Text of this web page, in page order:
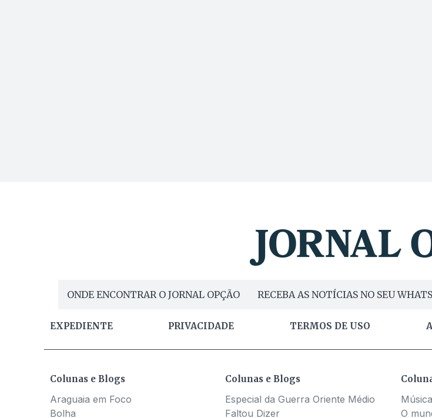
ONDE ENCONTRAR O JORNAL OPÇÃO RECEBA AS NOTÍCIAS NO SEU
EXPEDIENTE PRIVACIDADE TERMOS DE USO
Colunas e Blogs
Araguaia em Foco
Bolha
Colunas e Blogs
Especial da Guerra Oriente Médio
Faltou Dizer
Música
O